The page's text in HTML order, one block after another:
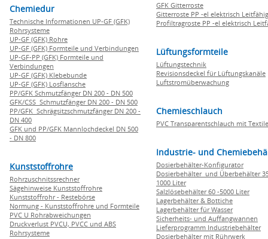
Chemiedur
Technische Informationen UP-GF (GFK)
Rohrsysteme
UP-GF (GFK) Rohre
UP-GF (GFK) Formteile und Verbindungen
UP-GF-PP (GFK) Formteile und
Verbindungen
UP-GF (GFK) Klebebunde
UP-GF (GFK) Losflansche
PP/GFK Schmutzfänger DN 200 - DN 500
GFK/CSS Schmutzfänger DN 200 - DN 500
PP/GFK Schrägsitzschmutzfänger DN 200 -
DN 400
GFK und PP/GFK Mannlochdeckel DN 500
- DN 800
Kunststoffrohre
Rohrzuschnitssrechner
Sägehinweise Kunststoffrohre
Kunststoffrohr - Restebörse
Normung - Kunststoffrohre und Formteile
PVC U Rohrabweichungen
Druckverlust PVCU, PVCC und ABS
Rohrsysteme
GFK Gitterroste
Gitterroste PP -el elektrisch Leitfähig
Profiltragroste PP -el elektrisch
Lüftungsformteile
Lüftungstechnik
Revisionsdeckel für Lüftungskanäle
Luftstromüberwachung
Chemieschlauch
PVC Transparentschlauch mit
Industrie- und
Dosierbehälter-Konfigurator
Dosierbehälter und Überbehälter
1000 Liter
Salzlösebehälter 60 -5000 Liter
Lagerbehälter & Bottiche
Lagerbehälter für Wasser
Sicherheits- und Auffangwannen
Lieferprogramm Industriebehälter
Dosierbehälter mit Rührwerk